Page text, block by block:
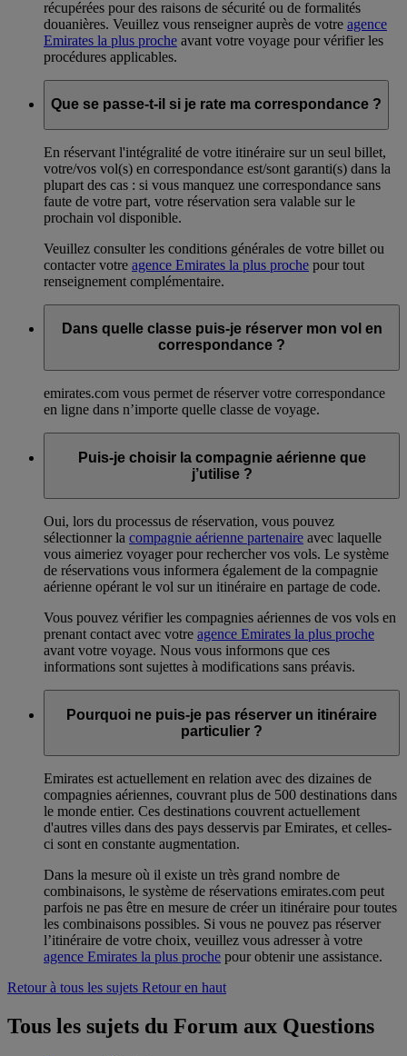
récupérées pour des raisons de sécurité ou de formalités
douanières. Veuillez vous renseigner auprès de votre agence
Emirates la plus proche avant votre voyage pour vérifier les
procédures applicables.
Que se passe-t-il si je rate ma correspondance ?
En réservant l'intégralité de votre itinéraire sur un seul billet,
votre/vos vol(s) en correspondance est/sont garanti(s) dans la
plupart des cas : si vous manquez une correspondance sans
faute de votre part, votre réservation sera valable sur le
prochain vol disponible.
Veuillez consulter les conditions générales de votre billet ou
contacter votre agence Emirates la plus proche pour tout
renseignement complémentaire.
Dans quelle classe puis-je réserver mon vol en
correspondance ?
emirates.com vous permet de réserver votre correspondance
en ligne dans n’importe quelle classe de voyage.
Puis-je choisir la compagnie aérienne que
j’utilise ?
Oui, lors du processus de réservation, vous pouvez
sélectionner la compagnie aérienne partenaire avec laquelle
vous aimeriez voyager pour rechercher vos vols. Le système
de réservations vous informera également de la compagnie
aérienne opérant le vol sur un itinéraire en partage de code.
Vous pouvez vérifier les compagnies aériennes de vos vols en
prenant contact avec votre agence Emirates la plus proche
avant votre voyage. Nous vous informons que ces
informations sont sujettes à modifications sans préavis.
Pourquoi ne puis-je pas réserver un itinéraire
particulier ?
Emirates est actuellement en relation avec des dizaines de
compagnies aériennes, couvrant plus de 500 destinations dans
le monde entier. Ces destinations couvrent actuellement
d'autres villes dans des pays desservis par Emirates, et celles-
ci sont en constante augmentation.
Dans la mesure où il existe un très grand nombre de
combinaisons, le système de réservations emirates.com peut
parfois ne pas être en mesure de créer un itinéraire pour toutes
les combinaisons possibles. Si vous ne pouvez pas réserver
l’itinéraire de votre choix, veuillez vous adresser à votre
agence Emirates la plus proche pour obtenir une assistance.
Retour à tous les sujets Retour en haut
Tous les sujets du Forum aux Questions